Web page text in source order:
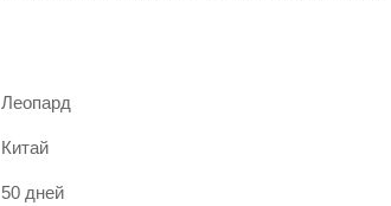
Леопард
Китай
50 дней